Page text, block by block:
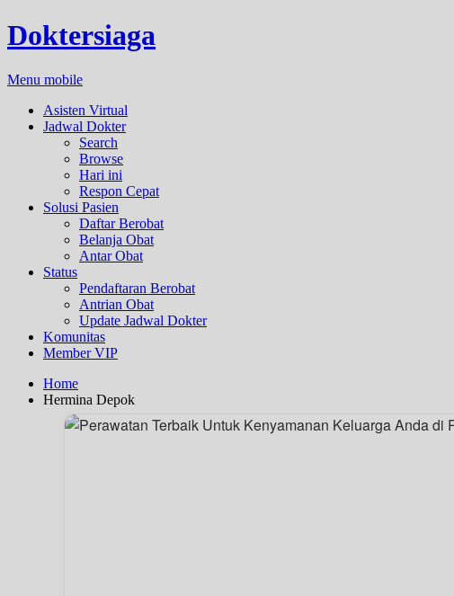
Doktersiaga
Menu mobile
Asisten Virtual
Jadwal Dokter
Search
Browse
Hari ini
Respon Cepat
Solusi Pasien
Daftar Berobat
Belanja Obat
Antar Obat
Status
Pendaftaran Berobat
Antrian Obat
Update Jadwal Dokter
Komunitas
Member VIP
Home
Hermina Depok